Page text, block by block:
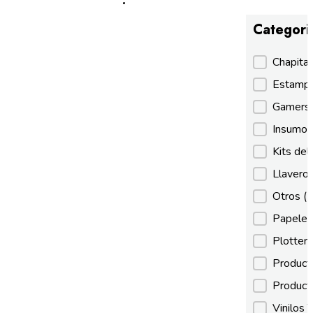
Gamers
Kits
Otros
Vinilos